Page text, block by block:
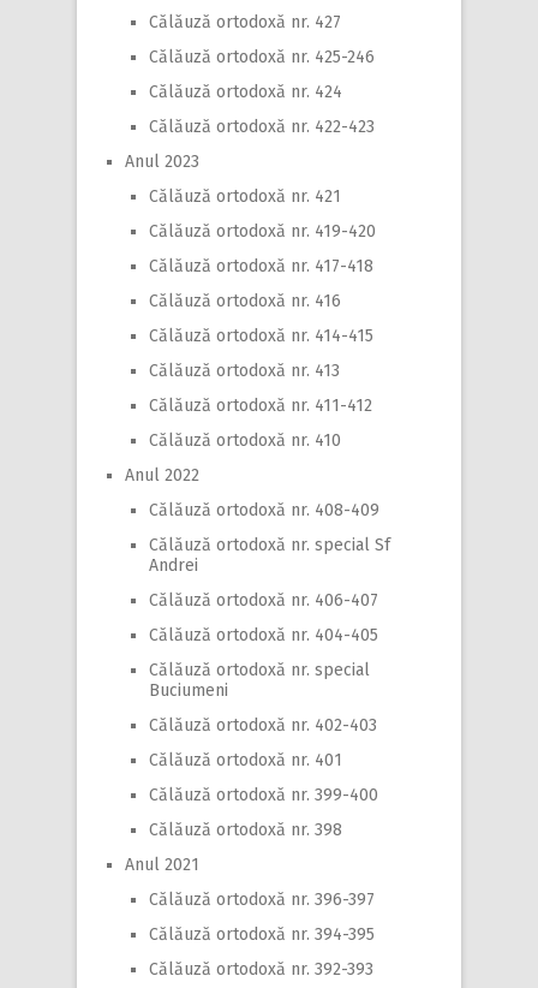
Călăuză ortodoxă nr. 427
Călăuză ortodoxă nr. 425-246
Călăuză ortodoxă nr. 424
Călăuză ortodoxă nr. 422-423
Anul 2023
Călăuză ortodoxă nr. 421
Călăuză ortodoxă nr. 419-420
Călăuză ortodoxă nr. 417-418
Călăuză ortodoxă nr. 416
Călăuză ortodoxă nr. 414-415
Călăuză ortodoxă nr. 413
Călăuză ortodoxă nr. 411-412
Călăuză ortodoxă nr. 410
Anul 2022
Călăuză ortodoxă nr. 408-409
Călăuză ortodoxă nr. special Sf
Andrei
Călăuză ortodoxă nr. 406-407
Călăuză ortodoxă nr. 404-405
Călăuză ortodoxă nr. special
Buciumeni
Călăuză ortodoxă nr. 402-403
Călăuză ortodoxă nr. 401
Călăuză ortodoxă nr. 399-400
Călăuză ortodoxă nr. 398
Anul 2021
Călăuză ortodoxă nr. 396-397
Călăuză ortodoxă nr. 394-395
Călăuză ortodoxă nr. 392-393